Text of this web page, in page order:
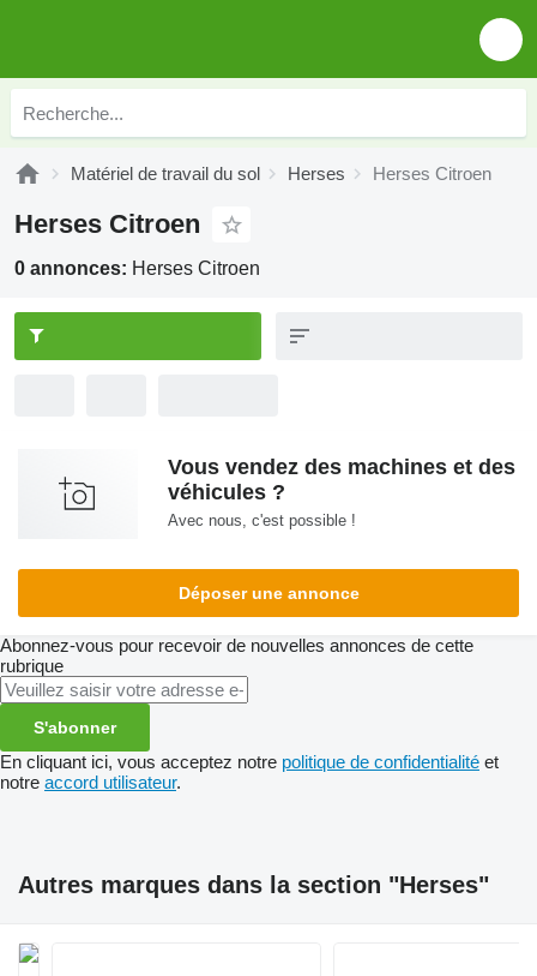
Matériel de travail du sol Herses Herses Citroen
Herses Citroen
0 annonces: Herses Citroen
Vous vendez des machines et des
véhicules ?
Avec nous, c'est possible !
Déposer une annonce
Abonnez-vous pour recevoir de nouvelles annonces de cette
rubrique
S'abonner
En cliquant ici, vous acceptez notre politique de confidentialité et
notre accord utilisateur.
Autres marques dans la section "Herses"